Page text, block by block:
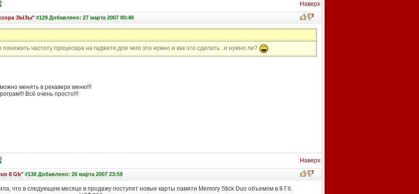
Наверх
ЗЫЗы"#129 Добавлено: 27 марта 2007 00:46
частоту процесара на гаджете,для чего это нужно и как это сделать...и нужно ли?
менять в рекавери меню!!!
Всё очень просто!!!
Наверх
8 Gb"#130 Добавлено: 26 марта 2007 23:59
что в следующем месяце в продажу поступят новые карты памяти Memory Stick Duo объемом в 8 Гб.